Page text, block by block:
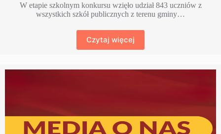
W etapie szkolnym konkursu wzięło udział 843 uczniów z
wszystkich szkół publicznych z terenu gminy…
Czytaj więcej